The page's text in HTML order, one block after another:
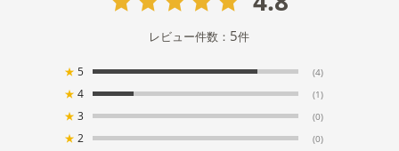
レビュー件数： 5件
★ 5 (4)
★ 4 (1)
★ 3 (0)
★ 2 (0)